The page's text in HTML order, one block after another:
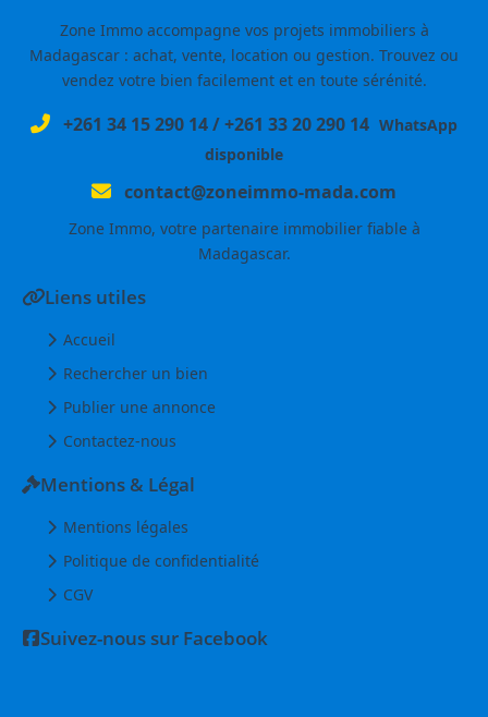
Zone Immo accompagne vos projets immobiliers à
Madagascar : achat, vente, location ou gestion. Trouvez ou
vendez votre bien facilement et en toute sérénité.
+261 34 15 290 14/+261 33 20 290 14 WhatsApp
disponible
contact@zoneimmo-mada.com
Zone Immo, votre partenaire immobilier fiable à
Madagascar.
Liens utiles
Accueil
Rechercher un bien
Publier une annonce
Contactez-nous
Mentions & Légal
Mentions légales
Politique de confidentialité
CGV
Suivez-nous sur Facebook